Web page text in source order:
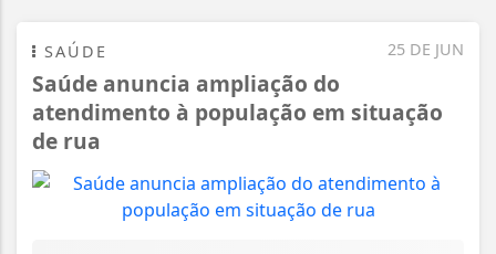
25 DE JUN
SAÚDE
Saúde anuncia ampliação do
atendimento à população em situação
de rua